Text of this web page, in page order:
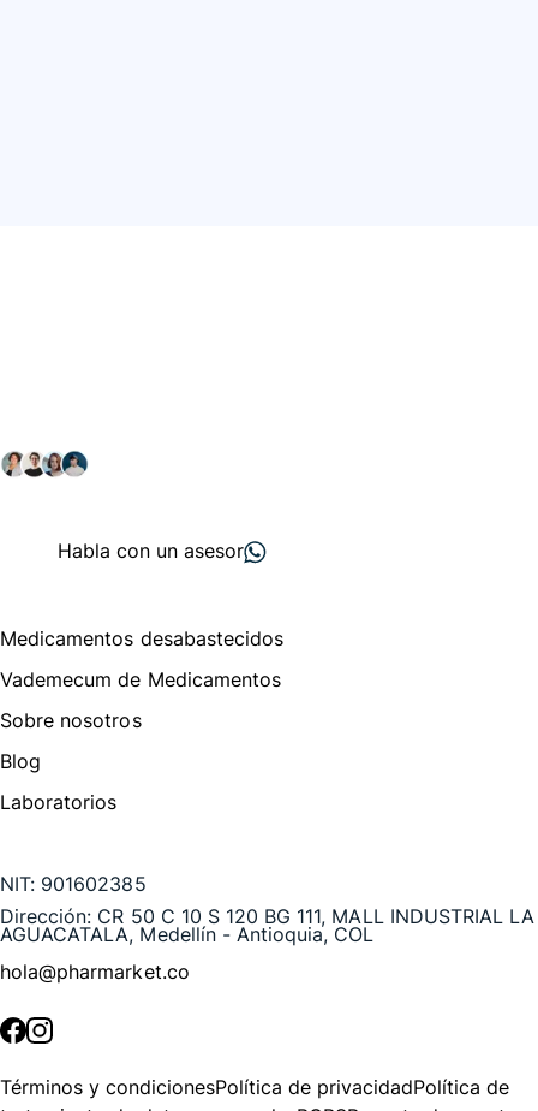
Habla con un asesor
Medicamentos desabastecidos
Vademecum de Medicamentos
Sobre nosotros
Blog
Laboratorios
NIT: 901602385
Dirección: CR 50 C 10 S 120 BG 111, MALL INDUSTRIAL LA
AGUACATALA, Medellín - Antioquia, COL
hola@pharmarket.co
Términos y condicionesPolítica de privacidadPolítica de